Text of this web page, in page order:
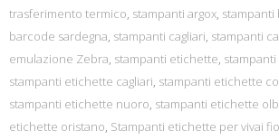
trasferimento termico, stampanti argox, stampanti
barcode sardegna, stampanti cagliari, stampanti
emulazione Zebra, stampanti etichette,
stampanti etichette cagliari, stampanti etichette
stampanti etichette nuoro, stampanti etichette
etichette oristano, Stampanti etichette per vivai